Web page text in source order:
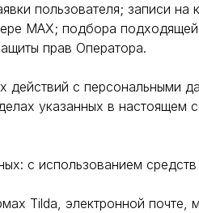
пользователя; записи на
MAX; подбора
прав Оператора.
с персональными
указанных в настоящем
с использованием средств
Tilda, электронной